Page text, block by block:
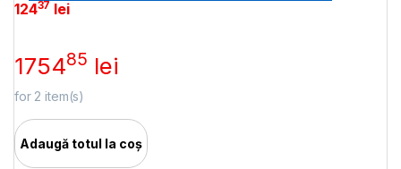
12437 lei
175485 lei
for 2 item(s)
Adaugă totul la coș